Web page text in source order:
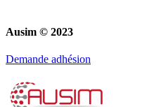
Ausim © 2023
Demande adhésion